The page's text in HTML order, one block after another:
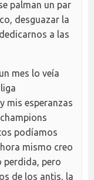
palman un par
desguazar la
a las
mes lo veía
mis esperanzas
podíamos
mismo creo
perdida, pero
de los antis, la